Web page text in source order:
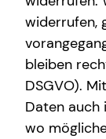
Arbeitskraft
absichern.
was passieren
Gründen nicht
viel höher, als
ist im Laufe
widerrufen,
bleiben
DSGVO).
Daten auch
wo